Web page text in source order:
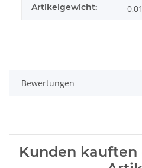
Artikelgewicht: 0,01
Bewertungen
Kunden